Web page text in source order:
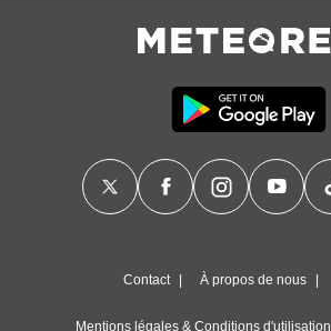
Contact À propos de nous
Mentions légales & Conditions d'utilisation